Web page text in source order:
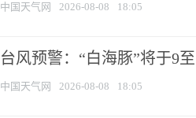
中国天气网 2026-08-08 18:05
台风预警：“白海豚”将于9
中国天气网 2026-08-08 18:05